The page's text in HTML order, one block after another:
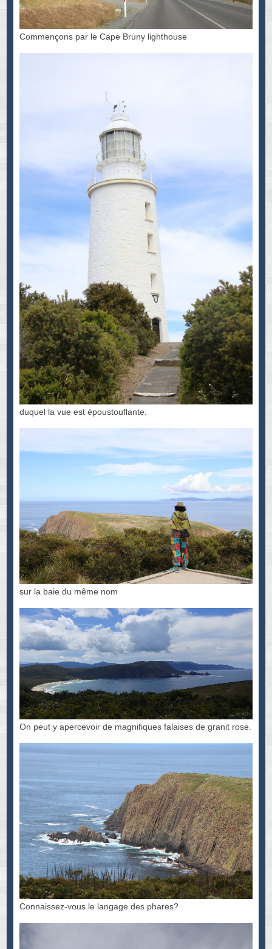
Commençons par le Cape Bruny lighthouse
duquel la vue est époustouflante.
sur la baie du même nom
On peut y apercevoir de magnifiques falaises de granit rose.
Connaissez-vous le langage des phares?